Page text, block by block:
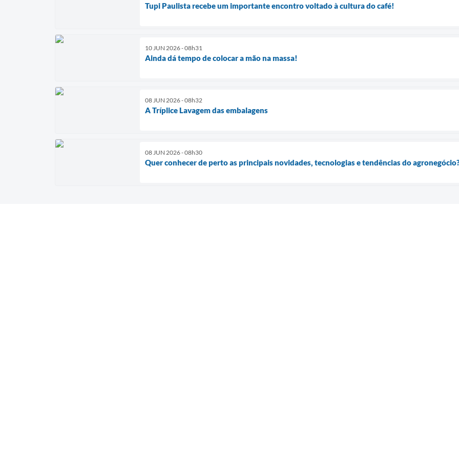
Tupi Paulista recebe um importante encontro voltado à cultura do café!
10 JUN 2026 - 08h31
Ainda dá tempo de colocar a mão na massa!
08 JUN 2026 - 08h32
A Tríplice Lavagem das embalagens
08 JUN 2026 - 08h30
Quer conhecer de perto as principais novidades, tecnologias e tendências do